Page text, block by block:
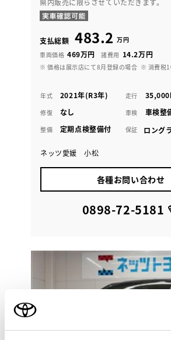
支払総額 483.2 万円
車両価格 469万円 諸費用 14.2万円
※ 価格は展示店にて8月登録の場合 ※ 消費税
年式 2021年(R3年) 走行
修復 なし 車検 車検整
整備 定期点検整備付 保証 ロング
ネッツ愛媛 小松
各種お問い合わせ
0898-72-5181